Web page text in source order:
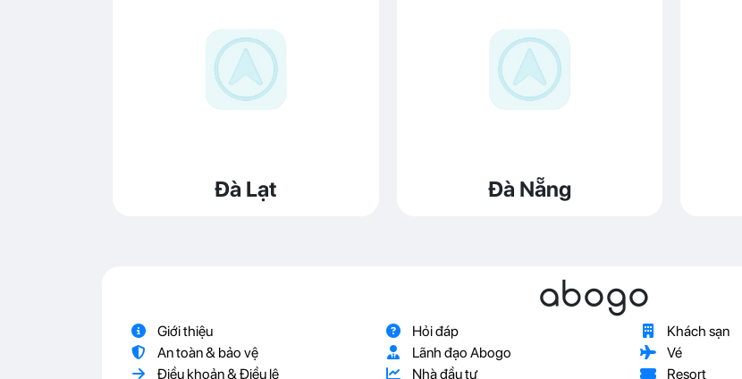
Đà Lạt Đà Nẵng
abogo
Giới thiệu
An toàn & bảo vệ
Điều khoản & Điều lệ
Hỏi đáp
Lãnh đạo Abogo
Nhà đầu tư
Khách sạn
Vé
Resort